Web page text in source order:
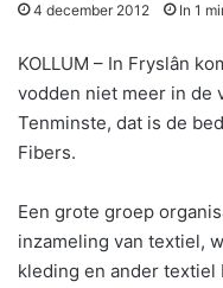
4 december 2012 In 1
KOLLUM – In Fryslân
vodden niet meer in de
Tenminste, dat is de
Fibers.
Een grote groep
inzameling van textiel,
kleding en ander textiel